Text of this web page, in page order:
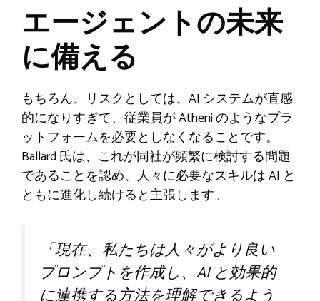
エージェントの未来
に備える
もちろん、リスクとしては、AI システムが直感
的になりすぎて、従業員が Atheni のようなプラ
ットフォームを必要としなくなることです。
Ballard 氏は、これが同社が頻繁に検討する問題
であることを認め、人々に必要なスキルは AI と
ともに進化し続けると主張します。
「現在、私たちは人々がより良い
プロンプトを作成し、AI と効果的